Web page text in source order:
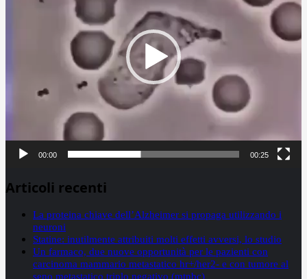
00:00 00:25
Articoli recenti
La proteina chiave dell’Alzheimer si propaga utilizzando i
neuroni
Statine: inutilmente attribuiti molti effetti avversi, lo studio
Un farmaco, due nuove opportunità per le pazienti con
carcinoma mammario metastatico hr+/her2- e con tumore al
seno metastatico triplo negativo (mtnbc)